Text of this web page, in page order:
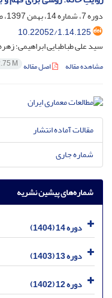
دوره 7، شماره 14، بهمن 1397، صفحه
10.22052/1.14.125
سید علی طباطبایی ابراهیمی؛
مشاهده مقاله اصل مقاله M
مقالات آماده انتشار
شماره جاری
شماره‌های پیشین نشریه
دوره 14 (1404)
دوره 13 (1403)
دوره 12 (1402)